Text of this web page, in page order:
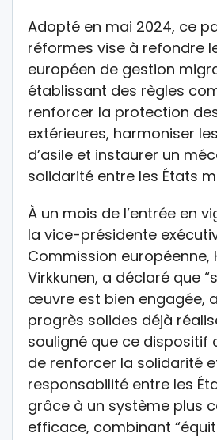
Adopté en mai 2024, ce
réformes vise à refondre
européen de gestion
établissant des règles
renforcer la protection
extérieures, harmoniser
d’asile et instaurer un
solidarité entre les États
À un mois de l’entrée en
la vice-présidente
Commission européenne,
Virkkunen, a déclaré que
œuvre est bien engagée,
progrès solides déjà
souligné que ce dispositif
de renforcer la solidarité
responsabilité entre les
grâce à un système plus
efficace, combinant